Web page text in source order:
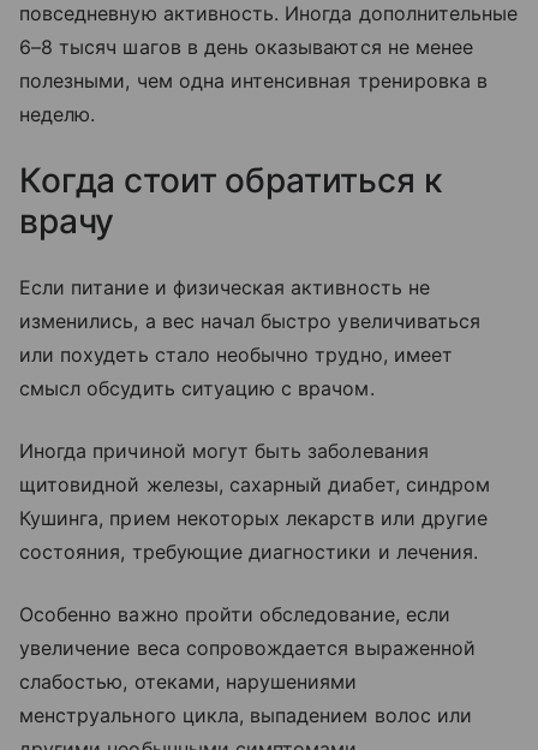
повседневную активность. Иногда дополнительные
6–8 тысяч шагов в день оказываются не менее
полезными, чем одна интенсивная тренировка в
неделю.
Когда стоит обратиться к
врачу
Если питание и физическая активность не
изменились, а вес начал быстро увеличиваться
или похудеть стало необычно трудно, имеет
смысл обсудить ситуацию с врачом.
Иногда причиной могут быть заболевания
щитовидной железы, сахарный диабет, синдром
Кушинга, прием некоторых лекарств или другие
состояния, требующие диагностики и лечения.
Особенно важно пройти обследование, если
увеличение веса сопровождается выраженной
слабостью, отеками, нарушениями
менструального цикла, выпадением волос или